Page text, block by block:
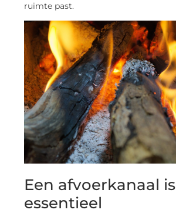
ruimte past.
Een afvoerkanaal is
essentieel